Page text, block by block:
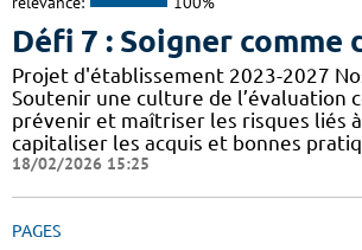
Défi 7 : Soigner comme
Projet d'établissement 2023-2027
Soutenir une culture de l’évaluation
prévenir et maîtriser les risques liés
capitaliser les acquis et bonnes
18/02/2026 15:25
PAGES